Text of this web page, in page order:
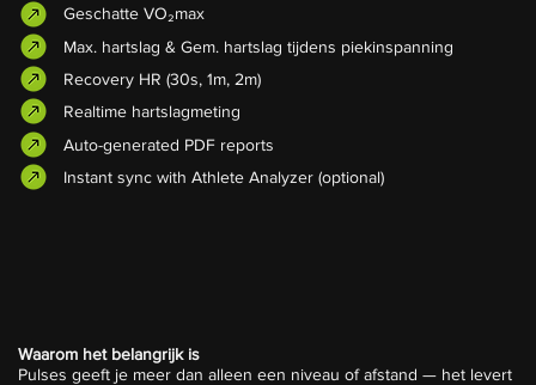
Geschatte VO₂max
Max. hartslag & Gem. hartslag tijdens piekinspanning
Recovery HR (30s, 1m, 2m)
Realtime hartslagmeting
Auto-generated PDF reports
Instant sync with Athlete Analyzer (optional)
Waarom het belangrijk is
Pulses geeft je meer dan alleen een niveau of afstand — het levert